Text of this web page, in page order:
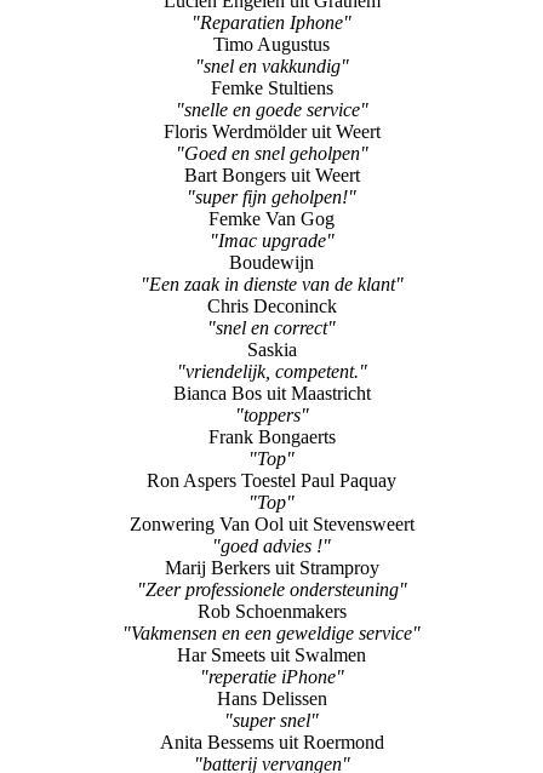
"Reparatien Iphone"
Timo Augustus
"snel en vakkundig"
Femke Stultiens
"snelle en goede service"
Floris Werdmölder uit Weert
"Goed en snel geholpen"
Bart Bongers uit Weert
"super fijn geholpen!"
Femke Van Gog
"Imac upgrade"
Boudewijn
"Een zaak in dienste van de klant"
Chris Deconinck
"snel en correct"
Saskia
"vriendelijk, competent."
Bianca Bos uit Maastricht
"toppers"
Frank Bongaerts
"Top"
Ron Aspers Toestel Paul Paquay
"Top"
Zonwering Van Ool uit Stevensweert
"goed advies !"
Marij Berkers uit Stramproy
"Zeer professionele ondersteuning"
Rob Schoenmakers
"Vakmensen en een geweldige service"
Har Smeets uit Swalmen
"reperatie iPhone"
Hans Delissen
"super snel"
Anita Bessems uit Roermond
"batterij vervangen"